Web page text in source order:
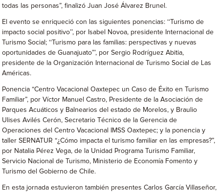
todas las personas”, finalizó Juan José Álvarez Brunel.
El evento se enriqueció con las siguientes ponencias: ‘‘Turismo de
impacto social positivo’’, por Isabel Novoa, presidente Internacional de
Turismo Social; ‘‘Turismo para las familias: perspectivas y nuevas
oportunidades de Guanajuato”’, por Sergio Rodríguez Abitia,
presidente de la Organización Internacional de Turismo Social de Las
Américas.
Ponencia “Centro Vacacional Oaxtepec un Caso de Éxito en Turismo
Familiar”, por Víctor Manuel Castro, Presidente de la Asociación de
Parques Acuáticos y Balnearios del estado de Morelos, y Braulio
Ulises Avilés Cerón, Secretario Técnico de la Gerencia de
Operaciones del Centro Vacacional IMSS Oaxtepec; y la ponencia y
taller SERNATUR “¿Cómo impacta el turismo familiar en las empresas?”,
por Natalia Pérez Vega, de la Unidad Programa Turismo Familiar,
Servicio Nacional de Turismo, Ministerio de Economía Fomento y
Turismo del Gobierno de Chile.
En esta jornada estuvieron también presentes Carlos García Villaseñor,